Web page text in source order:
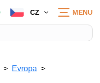
CZ MENU
Evropa